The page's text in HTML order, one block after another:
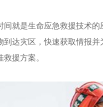
就是生命应急救援技术
达灾区，快速获取情报并
援方案。